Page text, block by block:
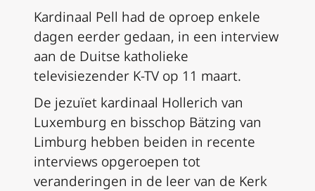
Kardinaal Pell had de oproep enkele
dagen eerder gedaan, in een interview
aan de Duitse katholieke
televisiezender K-TV op 11 maart.
De jezuïet kardinaal Hollerich van
Luxemburg en bisschop Bätzing van
Limburg hebben beiden in recente
interviews opgeroepen tot
veranderingen in de leer van de Kerk